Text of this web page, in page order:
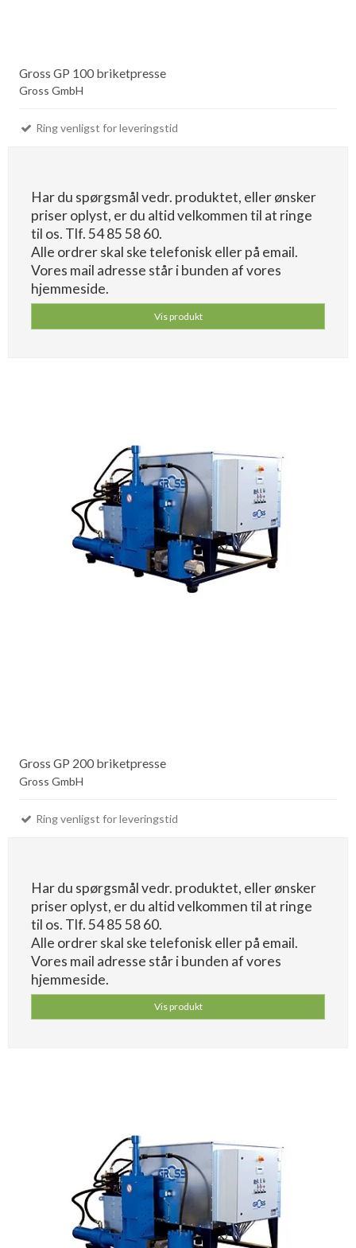
Gross GP 100 briketpresse
Gross GmbH
Ring venligst for leveringstid
Har du spørgsmål vedr. produktet, eller ønsker
priser oplyst, er du altid velkommen til at ringe
til os. Tlf. 54 85 58 60.
Alle ordrer skal ske telefonisk eller på email.
Vores mail adresse står i bunden af vores
hjemmeside.
Vis produkt
Gross GP 200 briketpresse
Gross GmbH
Ring venligst for leveringstid
Har du spørgsmål vedr. produktet, eller ønsker
priser oplyst, er du altid velkommen til at ringe
til os. Tlf. 54 85 58 60.
Alle ordrer skal ske telefonisk eller på email.
Vores mail adresse står i bunden af vores
hjemmeside.
Vis produkt